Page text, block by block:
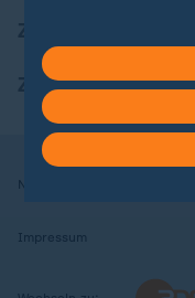
ZDFheute Apps
Nutzungsbedingungen
Impressum
in deinen
Hier findest du
Weitere